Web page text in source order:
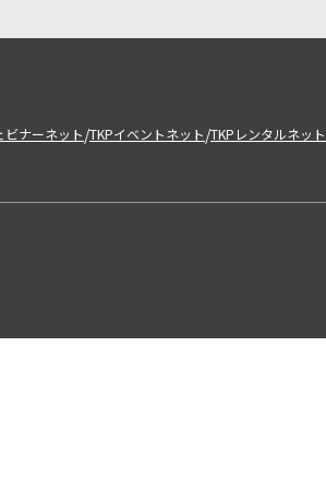
ビナーネット/TKPイベントネット/TKPレンタルネット